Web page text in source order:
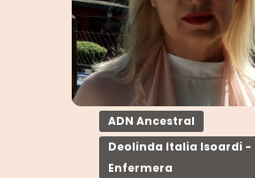
ADN Ancestral
Deolinda Italia Isoardi -
Enfermera